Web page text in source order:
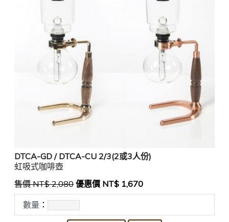
DTCA-GD / DTCA-CU 2/3(2或3人份)
虹吸式咖啡壺
售價 NT$ 2,080 優惠價 NT$ 1,670
數量 ：